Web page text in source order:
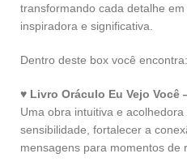
transformando cada detalhe
inspiradora e significativa.
Dentro deste box você encontra:
♥ Livro Oráculo Eu Vejo
Uma obra intuitiva e
sensibilidade, fortalecer a
mensagens para momentos de